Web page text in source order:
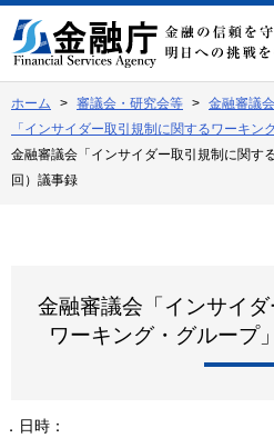
文
へ
動
ホーム 審議会・研究会等 金融審議会
「インサイダー取引規制に関するワーキン
金融審議会「インサイダー取引規制に関す
回）議事録
金融審議会「インサイ
ワーキング・グループ
日時：